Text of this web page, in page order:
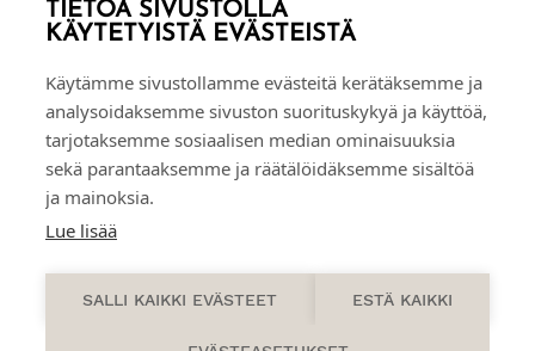
TIETOA SIVUSTOLLA
KÄYTETYISTÄ EVÄSTEISTÄ
Käytämme sivustollamme evästeitä kerätäksemme ja
analysoidaksemme sivuston suorituskykyä ja käyttöä,
tarjotaksemme sosiaalisen median ominaisuuksia
sekä parantaaksemme ja räätälöidäksemme sisältöä
ja mainoksia.
Lue lisää
SALLI KAIKKI EVÄSTEET ESTÄ KAIKKI